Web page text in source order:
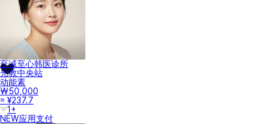
至诚至心韩医诊所
光教中央站
动能素
₩50,000
≈ ¥237.7
1+
NEW应用支付